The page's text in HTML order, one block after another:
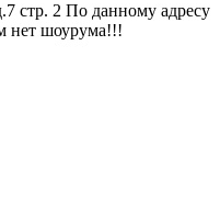
стр. 2 По данному адресу
нет шоурума!!!